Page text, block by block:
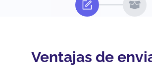
Ventajas de